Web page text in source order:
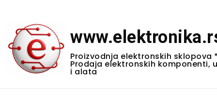
Proizvodnja elektronskih sklopova
Prodaja elektronskih komponenti,
i alata